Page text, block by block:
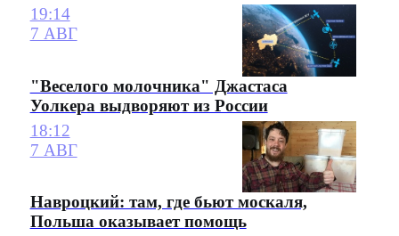
19:14
7 АВГ
"Веселого молочника" Джастаса
Уолкера выдворяют из России
18:12
7 АВГ
Навроцкий: там, где бьют москаля,
Польша оказывает помощь